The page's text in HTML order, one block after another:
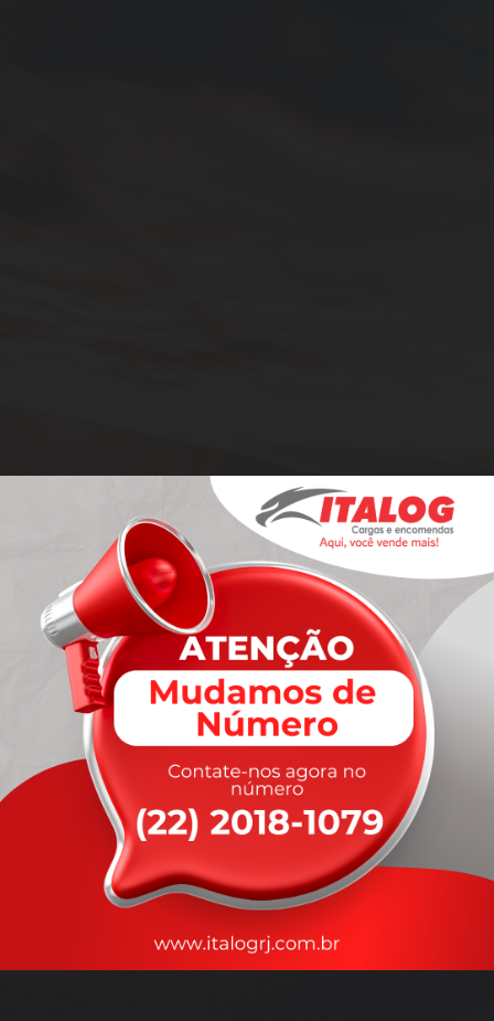
rapidez
que você precisa,
com a qualidade que vocêmerece.
Nossos motoristas são treinados para garantir a máxima
durante o transporte, com rastreamento em tempo real.